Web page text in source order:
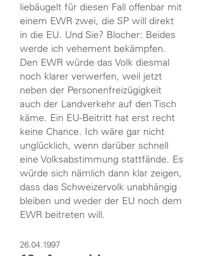
liebäugelt für diesen Fall offenbar mit
einem EWR zwei, die SP will direkt
in die EU. Und Sie? Blocher: Beides
werde ich vehement bekämpfen.
Den EWR würde das Volk diesmal
noch klarer verwerfen, weil jetzt
neben der Personenfreizügigkeit
auch der Landverkehr auf den Tisch
käme. Ein EU-Beitritt hat erst recht
keine Chance. Ich wäre gar nicht
unglücklich, wenn darüber schnell
eine Volksabstimmung stattfände. Es
würde sich nämlich dann klar zeigen,
dass das Schweizervolk unabhängig
bleiben und weder der EU noch dem
EWR beitreten will.
26.04.1997